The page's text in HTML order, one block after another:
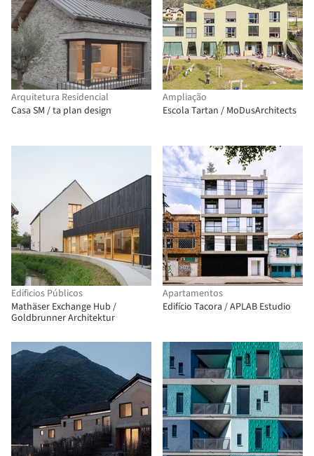
Arquitetura Residencial
Casa SM / ta plan design
Ampliação
Escola Tartan / MoDusArchitects
Edificios Públicos
Mathäser Exchange Hub /
Goldbrunner Architektur
Apartamentos
Edifício Tacora / APLAB Estudio